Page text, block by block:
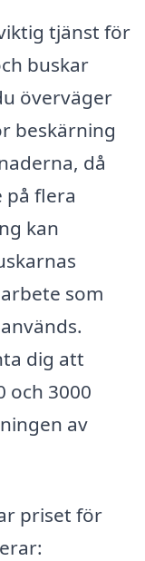
tjänst för
buskar
överväger
beskärning
då
på flera
kan
som
dig att
och 3000
av
priset för